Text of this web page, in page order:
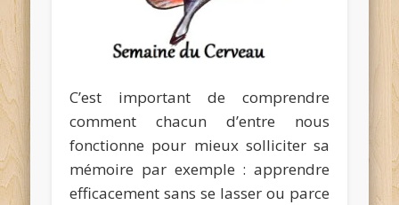
C’est important de comprendre
comment chacun d’entre nous
fonctionne pour mieux solliciter sa
mémoire par exemple : apprendre
efficacement sans se lasser ou parce